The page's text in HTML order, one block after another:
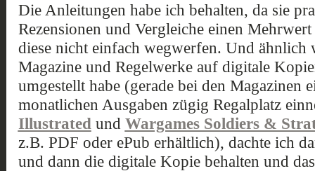
Die Anleitungen habe ich behalten, da sie
Rezensionen und Vergleiche einen
diese nicht einfach wegwerfen. Und ähnlich
Magazine und Regelwerke auf digitale
umgestellt habe (gerade bei den Magazinen
monatlichen Ausgaben zügig Regalplatz
Illustrated und Wargames Soldiers &
z.B. PDF oder ePub erhältlich), dachte ich
und dann die digitale Kopie behalten und